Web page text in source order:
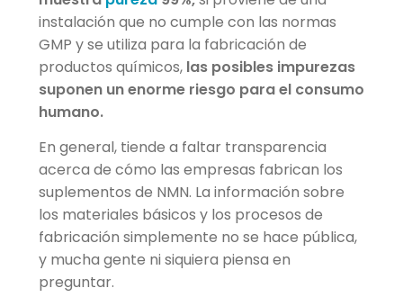
instalación que no cumple con las normas
GMP y se utiliza para la fabricación de
productos químicos, las posibles impurezas
suponen un enorme riesgo para el consumo
humano.
En general, tiende a faltar transparencia
acerca de cómo las empresas fabrican los
suplementos de NMN. La información sobre
los materiales básicos y los procesos de
fabricación simplemente no se hace pública,
y mucha gente ni siquiera piensa en
preguntar.